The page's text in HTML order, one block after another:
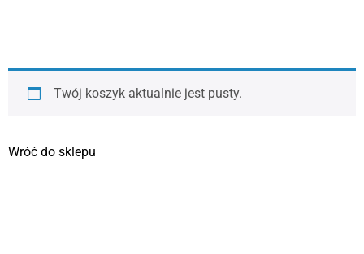
Twój koszyk aktualnie jest pusty.
Wróć do sklepu